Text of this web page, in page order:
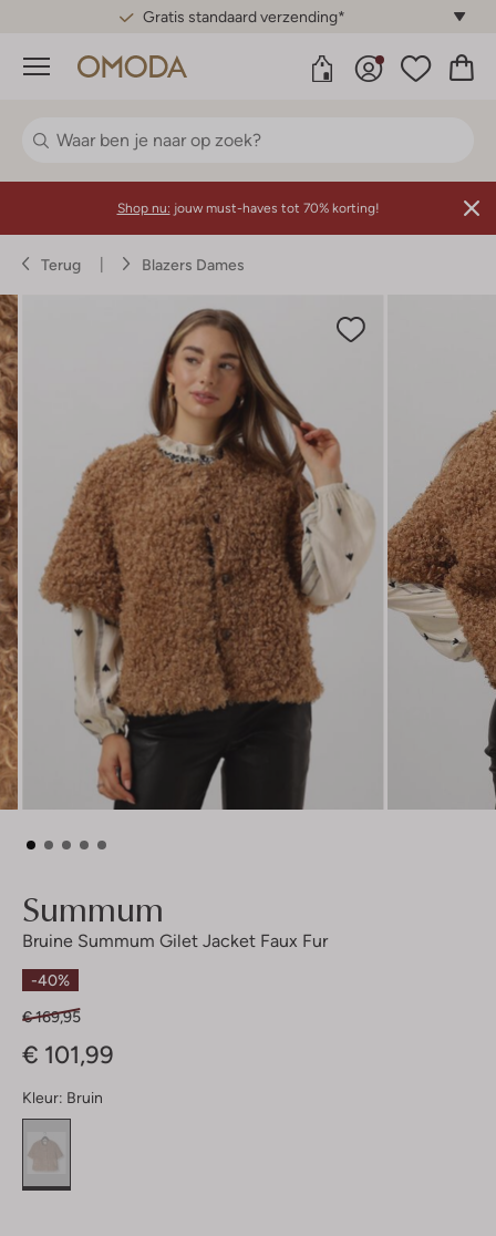
Gratis standaard verzending*
Menu
Shop nu: jouw must-haves tot 70% korting!
Terug Blazers Dames
Summum
Bruine Summum Gilet Jacket Faux Fur
-40%
€ 169,95
€ 101,99
Kleur: Bruin